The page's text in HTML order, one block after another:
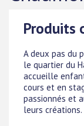
Produits
A deux pas du
le quartier du
accueille
cours et en
passionnés et
leurs créations.